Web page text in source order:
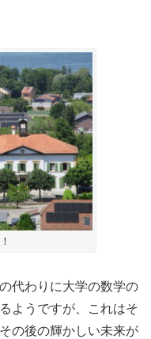
代わりに大学の数学の
ようですが、これはそ
の後の輝かしい未来が